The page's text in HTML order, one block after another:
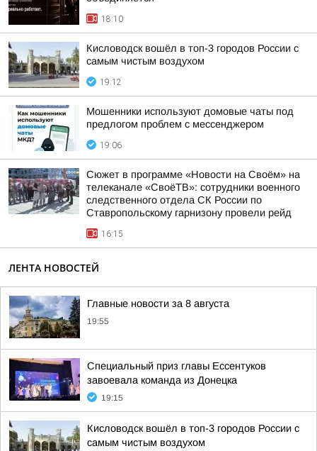
18:10
Кисловодск вошёл в топ-3 городов России с
самым чистым воздухом
19:12
Мошенники используют домовые чаты под
предлогом проблем с мессенджером
19:06
Сюжет в программе «Новости на Своём» на
телеканале «СвоёТВ»: сотрудники военного
следственного отдела СК России по
Ставропольскому гарнизону провели рейд
16:15
ЛЕНТА НОВОСТЕЙ
Главные новости за 8 августа
19:55
Специальный приз главы Ессентуков
завоевала команда из Донецка
19:15
Кисловодск вошёл в топ-3 городов России с
самым чистым воздухом